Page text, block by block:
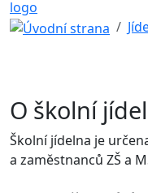
O školní
Školní jídelna je
a zaměstnanců ZŠ a